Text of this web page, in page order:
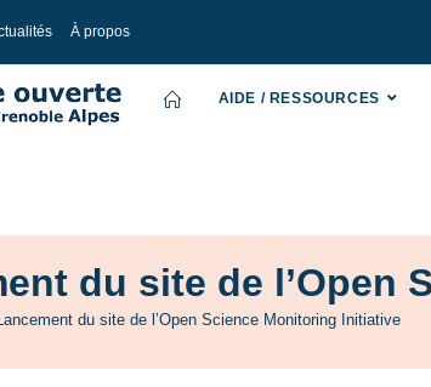
À propos
AIDE / RESSOURCES
du site de l’Open
du site de l’Open Science Monitoring Initiative